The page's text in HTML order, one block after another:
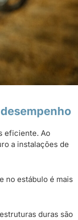
eficiente. Ao
a instalações de
no estábulo é mais
duras são